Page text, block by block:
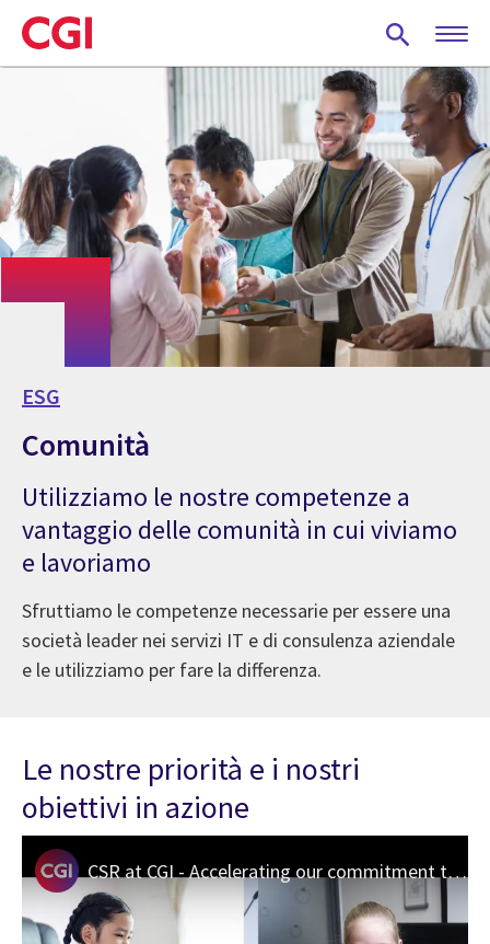
Skip
to
main
ESG
Comunità
Utilizziamo le nostre competenze a
vantaggio delle comunità in cui viviamo
e lavoriamo
Sfruttiamo le competenze necessarie per essere una
società leader nei servizi IT e di consulenza aziendale
e le utilizziamo per fare la differenza.
Le nostre priorità e i nostri
obiettivi in azione
CSR at CGI - Accelerating our commitment to creating a more inclusive and sustainable world